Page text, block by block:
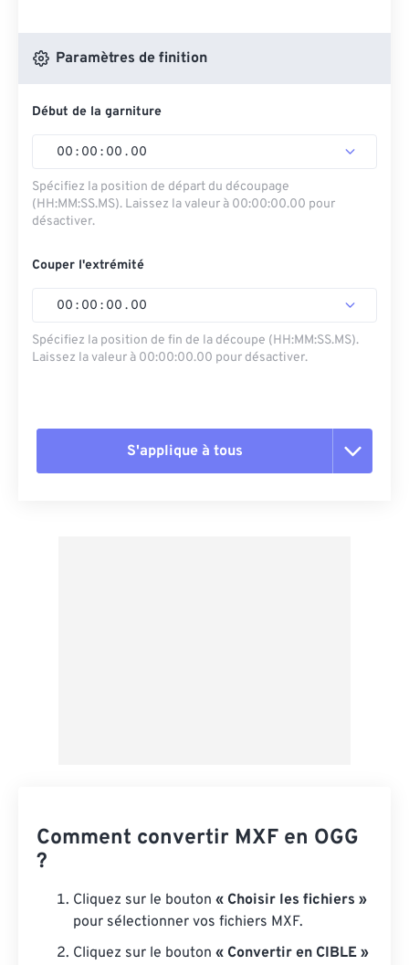
Paramètres de finition
Début de la garniture
00 : 00 : 00 . 00
Spécifiez la position de départ du découpage
(HH:MM:SS.MS). Laissez la valeur à 00:00:00.00 pour
désactiver.
Couper l'extrémité
00 : 00 : 00 . 00
Spécifiez la position de fin de la découpe (HH:MM:SS.MS).
Laissez la valeur à 00:00:00.00 pour désactiver.
S'applique à tous
Comment convertir MXF en OGG
?
Cliquez sur le bouton « Choisir les fichiers »
pour sélectionner vos fichiers MXF.
Cliquez sur le bouton « Convertir en CIBLE »